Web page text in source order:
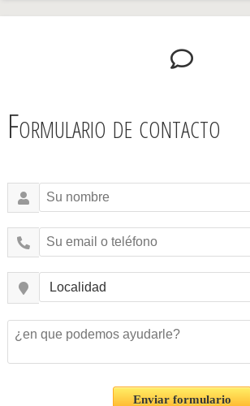
Formulario de contacto
Enviar formulario